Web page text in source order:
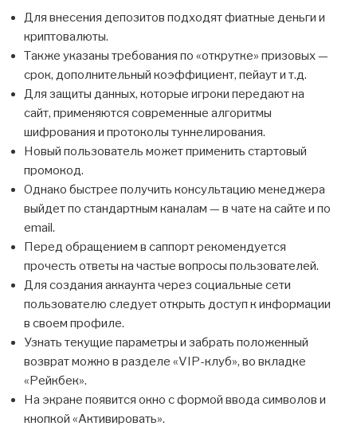
Для внесения депозитов подходят фиатные деньги и
криптовалюты.
Также указаны требования по «открутке» призовых —
срок, дополнительный коэффициент, пейаут и т.д.
Для защиты данных, которые игроки передают на
сайт, применяются современные алгоритмы
шифрования и протоколы туннелирования.
Новый пользователь может применить стартовый
промокод.
Однако быстрее получить консультацию менеджера
выйдет по стандартным каналам — в чате на сайте и по
email.
Перед обращением в саппорт рекомендуется
прочесть ответы на частые вопросы пользователей.
Для создания аккаунта через социальные сети
пользователю следует открыть доступ к информации
в своем профиле.
Узнать текущие параметры и забрать положенный
возврат можно в разделе «VIP-клуб», во вкладке
«Рейкбек».
На экране появится окно с формой ввода символов и
кнопкой «Активировать».